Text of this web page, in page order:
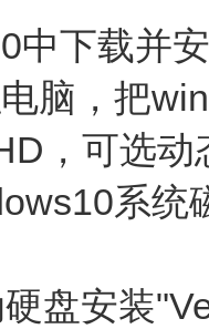
中下载并
脑，把
，可选
系统
盘安装